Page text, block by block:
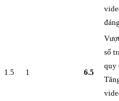
1.5 1 6.5
số
quy